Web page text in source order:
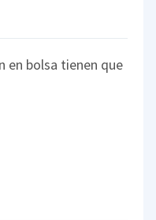
en bolsa tienen que